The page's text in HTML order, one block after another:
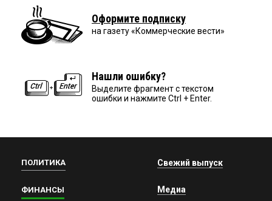
Оформите подписку
на газету «Коммерческие вести»
Нашли ошибку?
Выделите фрагмент с текстом
ошибки и нажмите Ctrl + Enter.
ПОЛИТИКА
ФИНАНСЫ
Свежий выпуск
Медиа